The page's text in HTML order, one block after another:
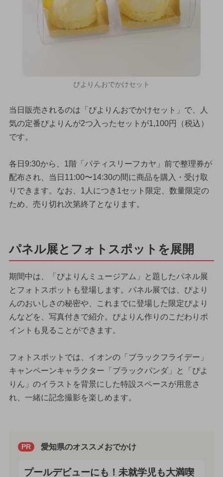
ぴよりんおでかけセット
当日販売されるのは「ぴよりんおでかけセット」で、人
気の定番ぴよりんが2つ入ったセットが1,100円（税込）
です。
各日9:30から、1階「パティスリーフカヤ」前で整理券が
配布され、当日11:00〜14:30の間に商品を購入・受け取
りできます。なお、1人につき1セット限定、数量限定の
ため、売り切れ次第終了となります。
パネル展とフォトスポットを展開
期間中は、「ぴよりんミュージアム」と題したパネル展
とフォトスポットも登場します。パネル展では、ぴより
んのおいしさの秘密や、これまでに登場した限定ぴより
んなどを、写真付きで紹介。ぴよりん作りのこだわりポ
イントも見ることができます。
フォトスポットでは、イオンの「ブラックフライデー」
キャンペーンキャラクター「ブラックパンダ」と「ぴよ
りん」のイラストを背景にした特設スペースが用意さ
れ、一緒に記念撮影を楽しめます。
PR 愛知県のオススメおでかけ
プールデビューにも！未就学児も大満喫